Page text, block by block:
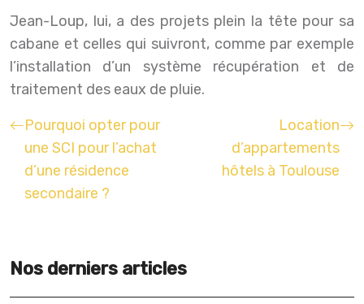
Jean-Loup, lui, a des projets plein la tête pour sa
cabane et celles qui suivront, comme par exemple
l’installation d’un système récupération et de
traitement des eaux de pluie.
Pourquoi opter pour
une SCI pour l’achat
d’une résidence
secondaire ?
Location
d’appartements
hôtels à Toulouse
Nos derniers articles